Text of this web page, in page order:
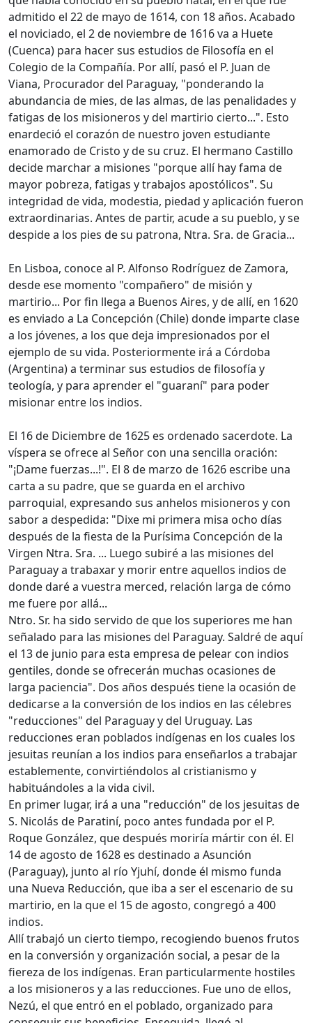
admitido el 22 de mayo de 1614, con 18 años. Acabado
el noviciado, el 2 de noviembre de 1616 va a Huete
(Cuenca) para hacer sus estudios de Filosofía en el
Colegio de la Compañía. Por allí, pasó el P. Juan de
Viana, Procurador del Paraguay, "ponderando la
abundancia de mies, de las almas, de las penalidades y
fatigas de los misioneros y del martirio cierto...". Esto
enardeció el corazón de nuestro joven estudiante
enamorado de Cristo y de su cruz. El hermano Castillo
decide marchar a misiones "porque allí hay fama de
mayor pobreza, fatigas y trabajos apostólicos". Su
integridad de vida, modestia, piedad y aplicación fueron
extraordinarias. Antes de partir, acude a su pueblo, y se
despide a los pies de su patrona, Ntra. Sra. de Gracia...
En Lisboa, conoce al P. Alfonso Rodríguez de Zamora,
desde ese momento "compañero" de misión y
martirio... Por fin llega a Buenos Aires, y de allí, en 1620
es enviado a La Concepción (Chile) donde imparte clase
a los jóvenes, a los que deja impresionados por el
ejemplo de su vida. Posteriormente irá a Córdoba
(Argentina) a terminar sus estudios de filosofía y
teología, y para aprender el "guaraní" para poder
misionar entre los indios.
El 16 de Diciembre de 1625 es ordenado sacerdote. La
víspera se ofrece al Señor con una sencilla oración:
"¡Dame fuerzas...!". El 8 de marzo de 1626 escribe una
carta a su padre, que se guarda en el archivo
parroquial, expresando sus anhelos misioneros y con
sabor a despedida: "Dixe mi primera misa ocho días
después de la fiesta de la Purísima Concepción de la
Virgen Ntra. Sra. ... Luego subiré a las misiones del
Paraguay a trabaxar y morir entre aquellos indios de
donde daré a vuestra merced, relación larga de cómo
me fuere por allá...
Ntro. Sr. ha sido servido de que los superiores me han
señalado para las misiones del Paraguay. Saldré de aquí
el 13 de junio para esta empresa de pelear con indios
gentiles, donde se ofrecerán muchas ocasiones de
larga paciencia". Dos años después tiene la ocasión de
dedicarse a la conversión de los indios en las célebres
"reducciones" del Paraguay y del Uruguay. Las
reducciones eran poblados indígenas en los cuales los
jesuitas reunían a los indios para enseñarlos a trabajar
establemente, convirtiéndolos al cristianismo y
habituándoles a la vida civil.
En primer lugar, irá a una "reducción" de los jesuitas de
S. Nicolás de Paratiní, poco antes fundada por el P.
Roque González, que después moriría mártir con él. El
14 de agosto de 1628 es destinado a Asunción
(Paraguay), junto al río Yjuhí, donde él mismo funda
una Nueva Reducción, que iba a ser el escenario de su
martirio, en la que el 15 de agosto, congregó a 400
indios.
Allí trabajó un cierto tiempo, recogiendo buenos frutos
en la conversión y organización social, a pesar de la
fiereza de los indígenas. Eran particularmente hostiles
a los misioneros y a las reducciones. Fue uno de ellos,
Nezú, el que entró en el poblado, organizado para